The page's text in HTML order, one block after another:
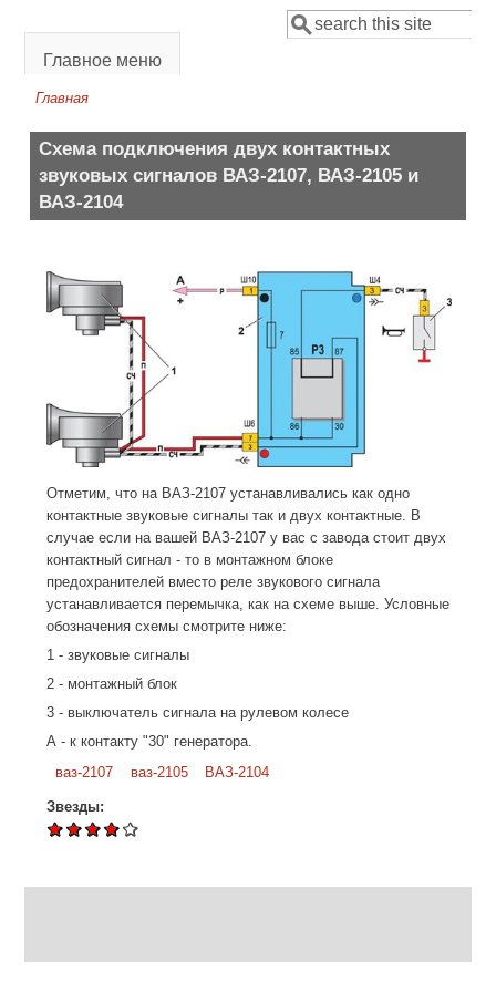
Форма поиска
Поиск
Главное меню
Главная
Схема подключения двух контактных
звуковых сигналов ВАЗ-2107, ВАЗ-2105 и
ВАЗ-2104
Отметим, что на ВАЗ-2107 устанавливались как одно
контактные звуковые сигналы так и двух контактные. В
случае если на вашей ВАЗ-2107 у вас с завода стоит двух
контактный сигнал - то в монтажном блоке
предохранителей вместо реле звукового сигнала
устанавливается перемычка, как на схеме выше. Условные
обозначения схемы смотрите ниже:
1 - звуковые сигналы
2 - монтажный блок
3 - выключатель сигнала на рулевом колесе
А - к контакту "30" генератора.
ваз-2107
ваз-2105 ВАЗ-2104
Звезды: